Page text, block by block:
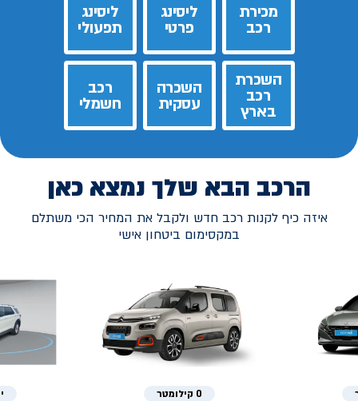
מכירת
רכב
ליסינג
פרטי
ליסינג
תפעולי
השכרת
רכב
בארץ
השכרה
עסקית
רכב
חשמלי
הרכב הבא שלך נמצא כאן
איזה כיף לקנות רכב חדש ולקבל את המחיר הכי משתלם
במקסימום ביטחון אישי
0 קילומטר